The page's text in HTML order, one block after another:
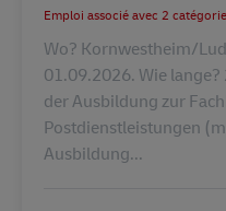
Emploi associé avec 2
Wo? Kornwestheim/
01.09.2026. Wie
der Ausbildung zur
Postdienstleistungen
Ausbildung...